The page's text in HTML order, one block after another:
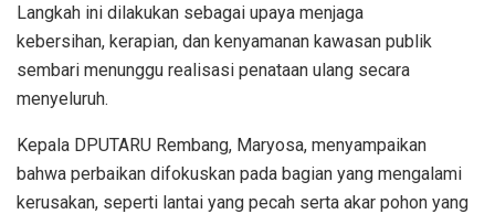
Langkah ini dilakukan sebagai upaya menjaga
kebersihan, kerapian, dan kenyamanan kawasan publik
sembari menunggu realisasi penataan ulang secara
menyeluruh.
Kepala DPUTARU Rembang, Maryosa, menyampaikan
bahwa perbaikan difokuskan pada bagian yang mengalami
kerusakan, seperti lantai yang pecah serta akar pohon yang